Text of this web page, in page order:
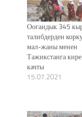
Оогандык 345
талибдерден
мал-жаны менен
Тажикстанга кире
качты
15.07.2021